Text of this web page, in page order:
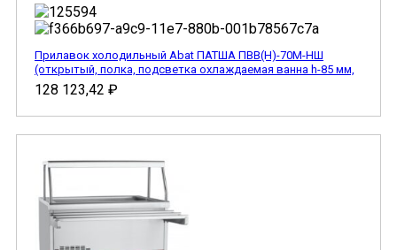
Прилавок холодильный Abat ПАТША ПВВ(Н)-70М-НШ
(открытый, полка, подсветка охлаждаемая ванна h-85 мм,
128 123,42 ₽